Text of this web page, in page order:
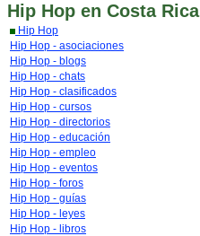
Hip Hop en Costa Rica
Hip Hop
Hip Hop - asociaciones
Hip Hop - blogs
Hip Hop - chats
Hip Hop - clasificados
Hip Hop - cursos
Hip Hop - directorios
Hip Hop - educación
Hip Hop - empleo
Hip Hop - eventos
Hip Hop - foros
Hip Hop - guías
Hip Hop - leyes
Hip Hop - libros